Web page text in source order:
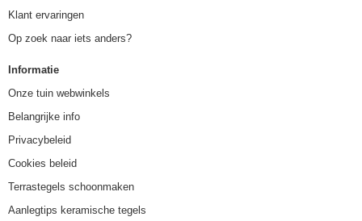
Klant ervaringen
Op zoek naar iets anders?
Informatie
Onze tuin webwinkels
Belangrijke info
Privacybeleid
Cookies beleid
Terrastegels schoonmaken
Aanlegtips keramische tegels